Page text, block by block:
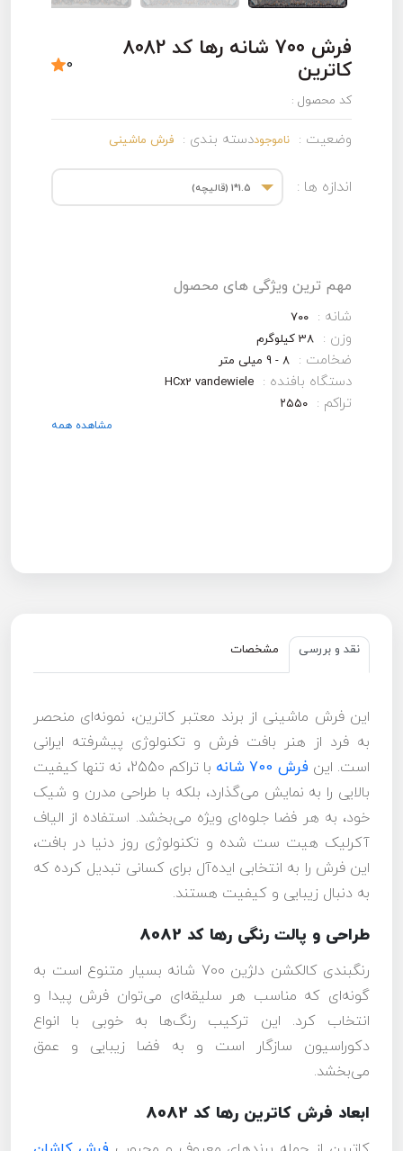
فرش 700 شانه رها کد 8082
کاترین
0
کد محصول :
وضعیت : ناموجوددسته بندی : فرش ماشینی
اندازه ها : 1.5*1 (قالیچه)
مهم ترین ویژگی های محصول
شانه : ۷۰۰
وزن : 38 کیلوگرم
ضخامت : 8 - 9 میلی متر
دستگاه بافنده : HCx2 vandewiele
تراکم : ۲۵۵۰
مشاهده همه
نقد و بررسی مشخصات
این فرش ماشینی از برند معتبر کاترین، نمونه‌ای منحصر
به فرد از هنر بافت فرش و تکنولوژی پیشرفته ایرانی
است. این فرش 700 شانه
با تراکم 2550، نه تنها کیفیت
بالایی را به نمایش می‌گذارد، بلکه با طراحی مدرن و شیک
خود، به هر فضا جلوه‌ای ویژه می‌بخشد. استفاده از الیاف
آکرلیک هیت ست شده و تکنولوژی روز دنیا در بافت،
این فرش را به انتخابی ایده‌آل برای کسانی تبدیل کرده که
به دنبال زیبایی و کیفیت هستند.
طراحی و پالت رنگی رها کد 8082
رنگبندی کالکشن دلژین 700 شانه بسیار متنوع است به
گونه‌ای که مناسب هر سلیقه‌ای می‌توان فرش پیدا و
انتخاب کرد. این ترکیب رنگ‌ها به خوبی با انواع
دکوراسیون سازگار است و به فضا زیبایی و عمق
می‌بخشد.
ابعاد فرش کاترین رها کد 8082